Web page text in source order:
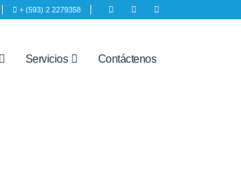
+ (593) 2 2279358
Servicios Contáctenos